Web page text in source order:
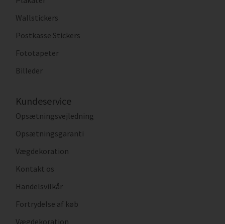
Wallstickers
Postkasse Stickers
Fototapeter
Billeder
Kundeservice
Opsætningsvejledning
Opsætningsgaranti
Vægdekoration
Kontakt os
Handelsvilkår
Fortrydelse af køb
Vægdekoration